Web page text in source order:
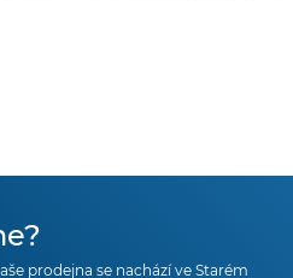
prodejna se nachází ve Starém